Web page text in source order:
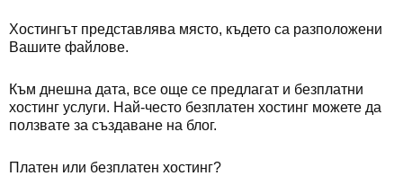
Хостингът представлява място, където са разположени
Вашите файлове.
Към днешна дата, все още се предлагат и безплатни
хостинг услуги. Най-често безплатен хостинг можете да
ползвате за създаване на блог.
Платен или безплатен хостинг?